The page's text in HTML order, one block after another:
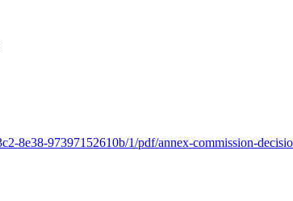
8e38-97397152610b/1/pdf/annex-commission-